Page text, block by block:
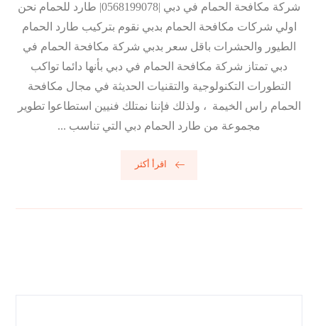
شركة مكافحة الحمام في دبي |0568199078| طارد للحمام نحن
اولي شركات مكافحة الحمام بدبي نقوم بتركيب طارد الحمام
الطيور والحشرات باقل سعر بدبي شركة مكافحة الحمام في
دبي تمتاز شركة مكافحة الحمام في دبي بأنها دائما تواكب
التطورات التكنولوجية والتقنيات الحديثة في مجال مكافحة
الحمام راس الخيمة ، ولذلك فإننا نمتلك فنيين استطاعوا تطوير
مجموعة من طارد الحمام دبي التي تناسب ...
اقرأ أكثر